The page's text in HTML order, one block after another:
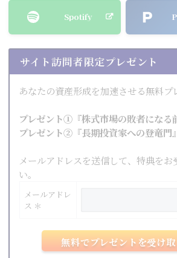
Spotify
サイト訪問者限定プレゼント
あなたの資産形成を加速させる無料プ
プレゼント①『株式市場の敗者になる
プレゼント②『長期投資家への登竜門』
メールアドレスを送信して、特典をお
い。
メールアドレ
ス ＊